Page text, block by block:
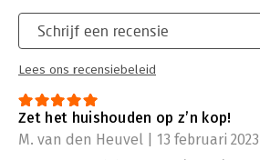
Schrijf een recensie
Lees ons recensiebeleid
Zet het huishouden op z’n kop!
M. van den Heuvel | 13 februari 2023